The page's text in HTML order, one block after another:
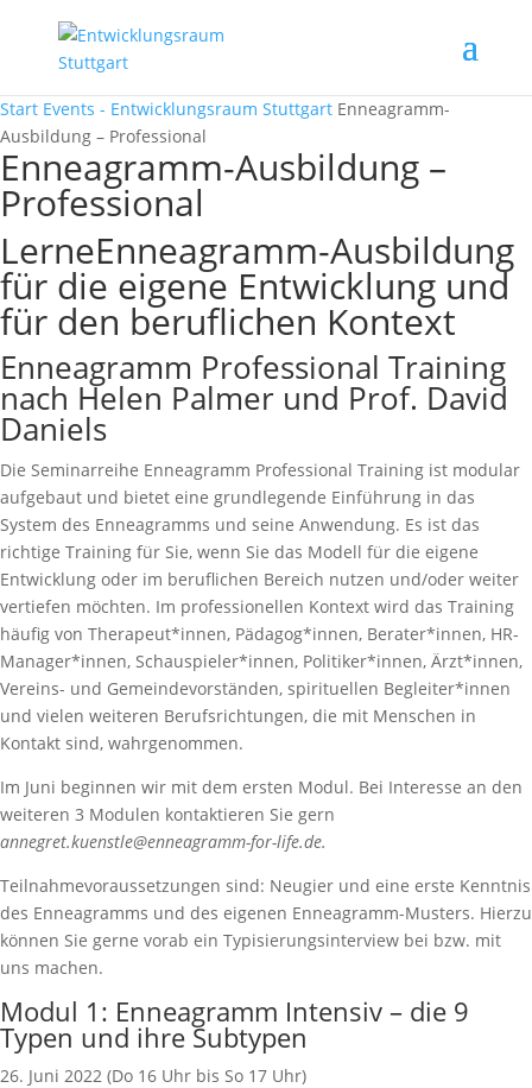
Start Events - Entwicklungsraum Stuttgart Enneagramm-
Ausbildung – Professional
Enneagramm-Ausbildung –
Professional
LerneEnneagramm-Ausbildung
für die eigene Entwicklung und
für den beruflichen Kontext
Enneagramm Professional Training
nach Helen Palmer und Prof. David
Daniels
Die Seminarreihe Enneagramm Professional Training ist modular
aufgebaut und bietet eine grundlegende Einführung in das
System des Enneagramms und seine Anwendung. Es ist das
richtige Training für Sie, wenn Sie das Modell für die eigene
Entwicklung oder im beruflichen Bereich nutzen und/oder weiter
vertiefen möchten. Im professionellen Kontext wird das Training
häufig von Therapeut*innen, Pädagog*innen, Berater*innen, HR-
Manager*innen, Schauspieler*innen, Politiker*innen, Ärzt*innen,
Vereins- und Gemeindevorständen, spirituellen Begleiter*innen
und vielen weiteren Berufsrichtungen, die mit Menschen in
Kontakt sind, wahrgenommen.
Im Juni beginnen wir mit dem ersten Modul. Bei Interesse an den
weiteren 3 Modulen kontaktieren Sie gern
annegret.kuenstle@enneagramm-for-life.de.
Teilnahmevoraussetzungen sind: Neugier und eine erste Kenntnis
des Enneagramms und des eigenen Enneagramm-Musters. Hierzu
können Sie gerne vorab ein Typisierungsinterview bei bzw. mit
uns machen.
Modul 1: Enneagramm Intensiv – die 9
Typen und ihre Subtypen
26. Juni 2022 (Do 16 Uhr bis So 17 Uhr)